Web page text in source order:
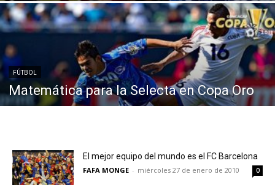
FÚTBOL
Matemática para la Selecta en Copa Oro
El mejor equipo del mundo es el FC Barcelona
FAFA MONGE - miércoles 27 de enero de 2010 0